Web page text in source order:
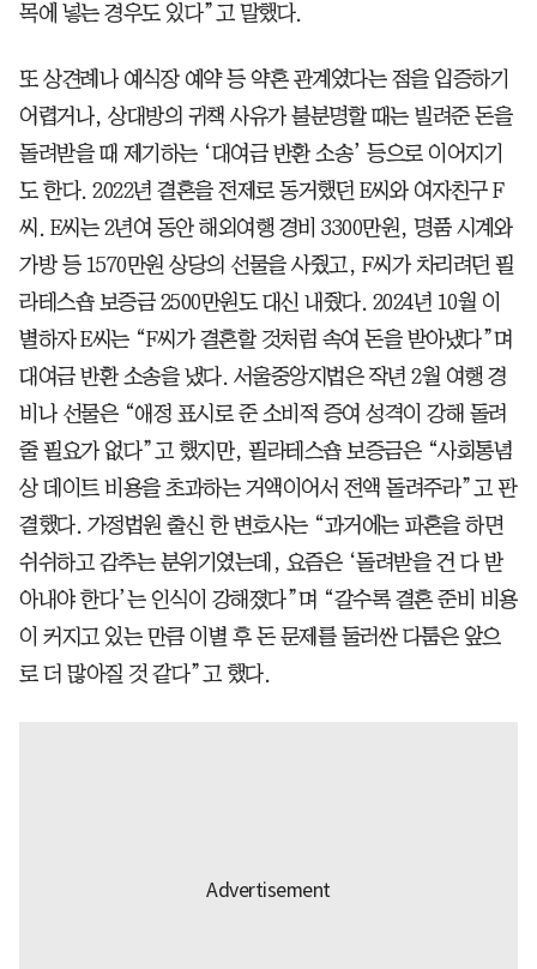
목에 넣는 경우도 있다”고 말했다.
또 상견례나 예식장 예약 등 약혼 관계였다는 점을 입증하기
어렵거나, 상대방의 귀책 사유가 불분명할 때는 빌려준 돈을
돌려받을 때 제기하는 ‘대여금 반환 소송’ 등으로 이어지기
도 한다. 2022년 결혼을 전제로 동거했던 E씨와 여자친구 F
씨. E씨는 2년여 동안 해외여행 경비 3300만원, 명품 시계와
가방 등 1570만원 상당의 선물을 사줬고, F씨가 차리려던 필
라테스숍 보증금 2500만원도 대신 내줬다. 2024년 10월 이
별하자 E씨는 “F씨가 결혼할 것처럼 속여 돈을 받아냈다”며
대여금 반환 소송을 냈다. 서울중앙지법은 작년 2월 여행 경
비나 선물은 “애정 표시로 준 소비적 증여 성격이 강해 돌려
줄 필요가 없다”고 했지만, 필라테스숍 보증금은 “사회통념
상 데이트 비용을 초과하는 거액이어서 전액 돌려주라”고 판
결했다. 가정법원 출신 한 변호사는 “과거에는 파혼을 하면
쉬쉬하고 감추는 분위기였는데, 요즘은 ‘돌려받을 건 다 받
아내야 한다’는 인식이 강해졌다”며 “갈수록 결혼 준비 비용
이 커지고 있는 만큼 이별 후 돈 문제를 둘러싼 다툼은 앞으
로 더 많아질 것 같다”고 했다.